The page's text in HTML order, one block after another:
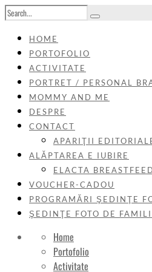
HOME
PORTOFOLIO
ACTIVITATE
PORTRET / PERSONAL
MOMMY AND ME
DESPRE
CONTACT
APARIŢII
ALĂPTAREA E IUBIRE
ELACTA
VOUCHER-CADOU
PROGRAMĂRI ŞEDINŢE
ŞEDINŢE FOTO DE
Home
Portofolio
Activitate